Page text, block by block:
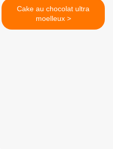
Cake au chocolat ultra
moelleux >